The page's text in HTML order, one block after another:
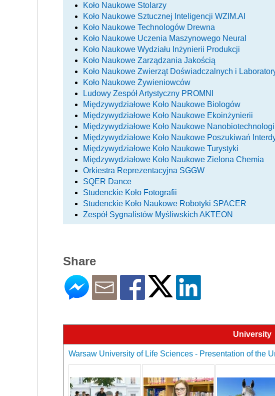
Koło Naukowe Stolarzy
Koło Naukowe Sztucznej Inteligencji WZIM.AI
Koło Naukowe Technologów Drewna
Koło Naukowe Uczenia Maszynowego Neural
Koło Naukowe Wydziału Inżynierii Produkcji
Koło Naukowe Zarządzania Jakością
Koło Naukowe Zwierząt Doświadczalnych i
Koło Naukowe Żywieniowców
Ludowy Zespół Artystyczny PROMNI
Międzywydziałowe Koło Naukowe Biologów
Międzywydziałowe Koło Naukowe Ekoinżynierii
Międzywydziałowe Koło Naukowe
Międzywydziałowe Koło Naukowe Poszukiwań
Międzywydziałowe Koło Naukowe Turystyki
Międzywydziałowe Koło Naukowe Zielona Chemia
Orkiestra Reprezentacyjna SGGW
SQER Dance
Studenckie Koło Fotografii
Studenckie Koło Naukowe Robotyki SPACER
Zespół Sygnalistów Myśliwskich AKTEON
Share
University
Warsaw University of Life Sciences - Presentation of the